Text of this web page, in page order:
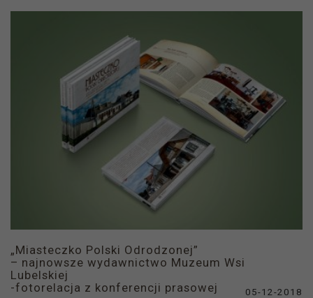
„Miasteczko Polski Odrodzonej”
– najnowsze wydawnictwo Muzeum Wsi
Lubelskiej
-fotorelacja z konferencji prasowej
05-12-2018